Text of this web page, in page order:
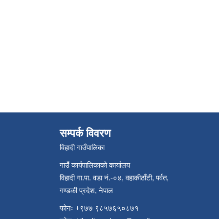
सम्पर्क विवरण
विहादी गाउँपालिका
गाउँ कार्यपालिकाको कार्यालय
विहादी गा.पा. वडा नं.-०४, वहाकीठाँटी, पर्वत,
गण्डकी प्रदेश, नेपाल
फोनः +९७७ ९८५७६५०८७१